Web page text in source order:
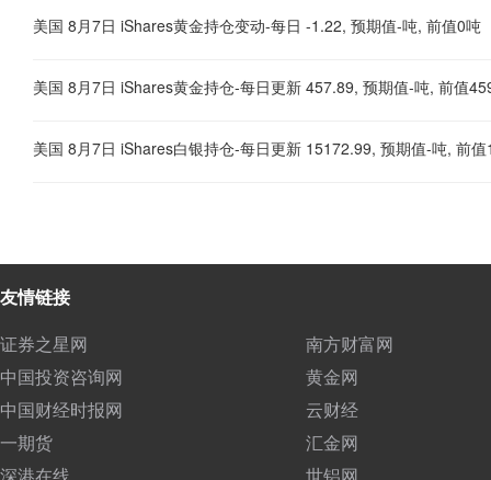
美国 8月7日 iShares黄金持仓变动-每日 -1.22, 预期值-吨, 前值0吨
美国 8月7日 iShares黄金持仓-每日更新 457.89, 预期值-吨, 前值
美国 8月7日 iShares白银持仓-每日更新 15172.99, 预期值-吨, 前
友情链接
证券之星网
南方财富网
中国投资咨询网
黄金网
中国财经时报网
云财经
一期货
汇金网